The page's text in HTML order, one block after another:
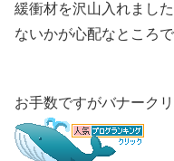
緩衝材を沢山入れまし
ないかが心配なところ
お手数ですがバナーク